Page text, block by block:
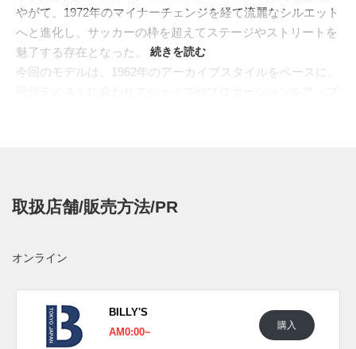
やがて、1972年のマイナーチェンジを経て流麗なシルエット
へと進化し、サッカーの枠を超えてステージやストリートを
魅了する存在となった。
今回のモデルは、1962年のアーカイブスタイルをベースに、
能性が調和した、歴史ある“サンバ”の新たなかたちがここに
ニーカーウォーズのTwitterやFacebookなどで報告したい。
続きを読む
取扱店舗/販売方法/PR
オンライン
BILLY'S
AM0:00~
購入